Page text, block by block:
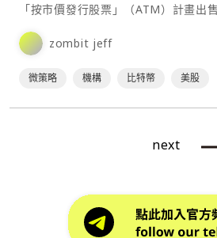
「按市價發行股票」（ATM）計畫出
億美元資金，使其美元儲備規模由約
zombit jeff
微策略 機構 比特幣 美股
next